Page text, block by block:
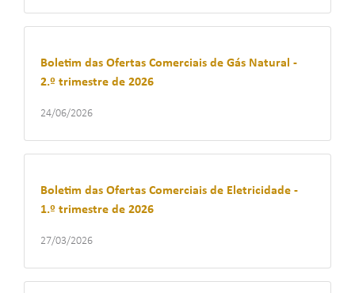
Boletim das Ofertas Comerciais de Gás Natural -
2.º trimestre de 2026
24/06/2026
Boletim das Ofertas Comerciais de Eletricidade -
1.º trimestre de 2026
27/03/2026